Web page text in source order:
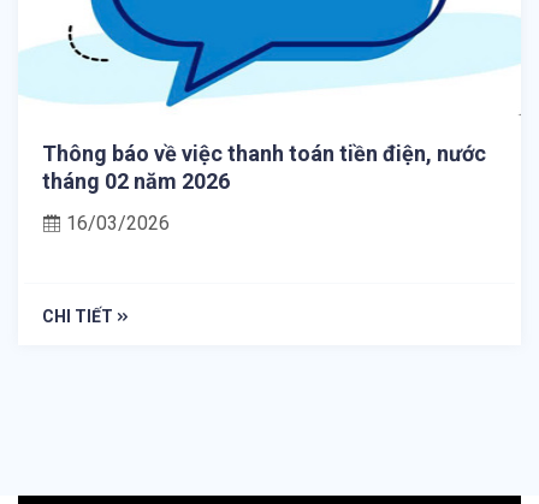
Thông báo về việc thanh toán tiền điện, nước
tháng 02 năm 2026
16/03/2026
CHI TIẾT